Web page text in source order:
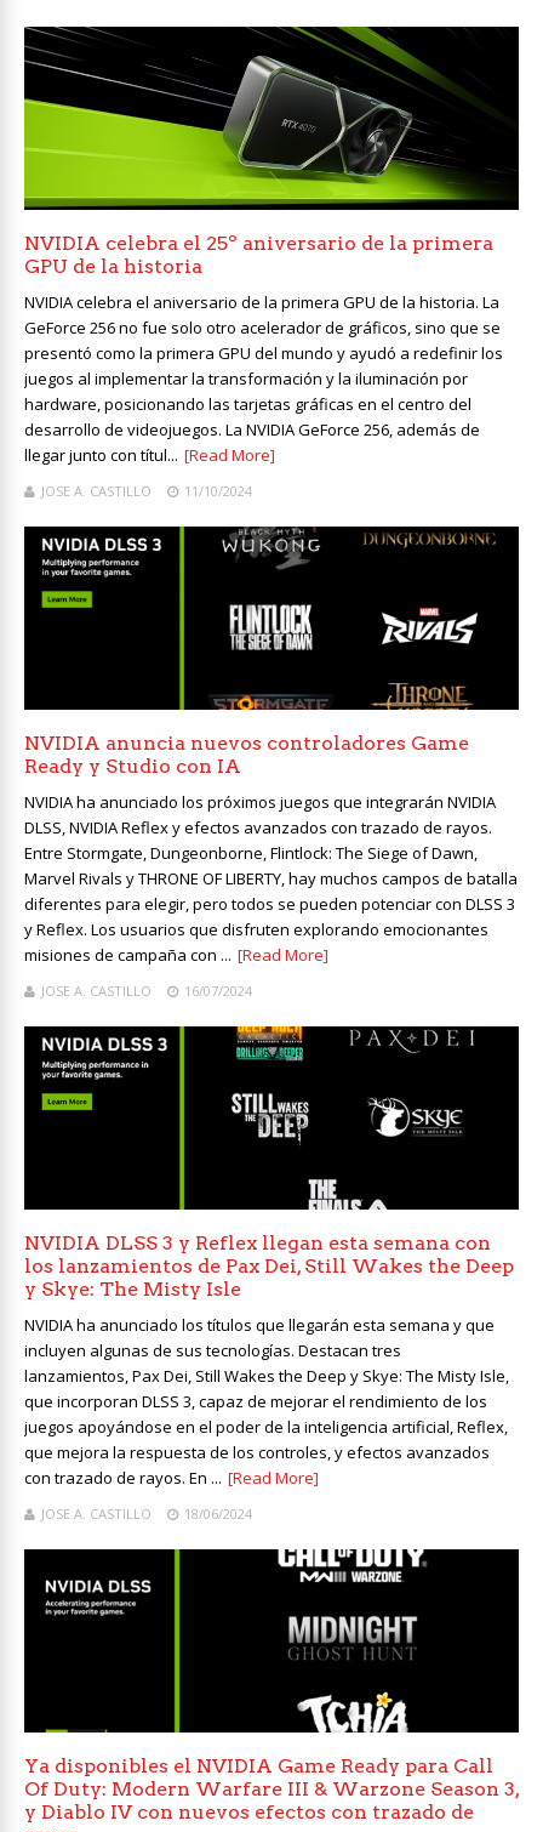
NVIDIA celebra el 25º aniversario de la primera
GPU de la historia
NVIDIA celebra el aniversario de la primera GPU de la historia. La
GeForce 256 no fue solo otro acelerador de gráficos, sino que se
presentó como la primera GPU del mundo y ayudó a redefinir los
juegos al implementar la transformación y la iluminación por
hardware, posicionando las tarjetas gráficas en el centro del
desarrollo de videojuegos. La NVIDIA GeForce 256, además de
llegar junto con títul... [Read More]
JOSE A. CASTILLO 11/10/2024
NVIDIA anuncia nuevos controladores Game
Ready y Studio con IA
NVIDIA ha anunciado los próximos juegos que integrarán NVIDIA
DLSS, NVIDIA Reflex y efectos avanzados con trazado de rayos.
Entre Stormgate, Dungeonborne, Flintlock: The Siege of Dawn,
Marvel Rivals y THRONE OF LIBERTY, hay muchos campos de batalla
diferentes para elegir, pero todos se pueden potenciar con DLSS 3
y Reflex. Los usuarios que disfruten explorando emocionantes
misiones de campaña con ... [Read More]
JOSE A. CASTILLO 16/07/2024
NVIDIA DLSS 3 y Reflex llegan esta semana con
los lanzamientos de Pax Dei, Still Wakes the Deep
y Skye: The Misty Isle
NVIDIA ha anunciado los títulos que llegarán esta semana y que
incluyen algunas de sus tecnologías. Destacan tres
lanzamientos, Pax Dei, Still Wakes the Deep y Skye: The Misty Isle,
que incorporan DLSS 3, capaz de mejorar el rendimiento de los
juegos apoyándose en el poder de la inteligencia artificial, Reflex,
que mejora la respuesta de los controles, y efectos avanzados
con trazado de rayos. En ... [Read More]
JOSE A. CASTILLO 18/06/2024
Ya disponibles el NVIDIA Game Ready para Call
Of Duty: Modern Warfare III & Warzone Season 3,
y Diablo IV con nuevos efectos con trazado de